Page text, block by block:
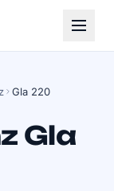
Gla 220
Gla